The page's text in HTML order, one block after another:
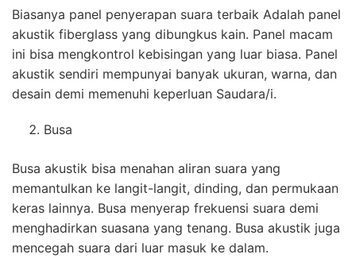
Biasanya panel penyerapan suara terbaik Adalah panel
akustik fiberglass yang dibungkus kain. Panel macam
ini bisa mengkontrol kebisingan yang luar biasa. Panel
akustik sendiri mempunyai banyak ukuran, warna, dan
desain demi memenuhi keperluan Saudara/i.
Busa
Busa akustik bisa menahan aliran suara yang
memantulkan ke langit-langit, dinding, dan permukaan
keras lainnya. Busa menyerap frekuensi suara demi
menghadirkan suasana yang tenang. Busa akustik juga
mencegah suara dari luar masuk ke dalam.